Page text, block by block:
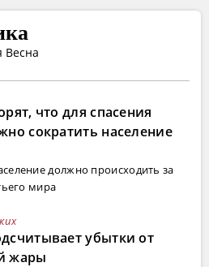
Весна
что для спасения
сократить население
должно происходить за
мира
убытки от
жары